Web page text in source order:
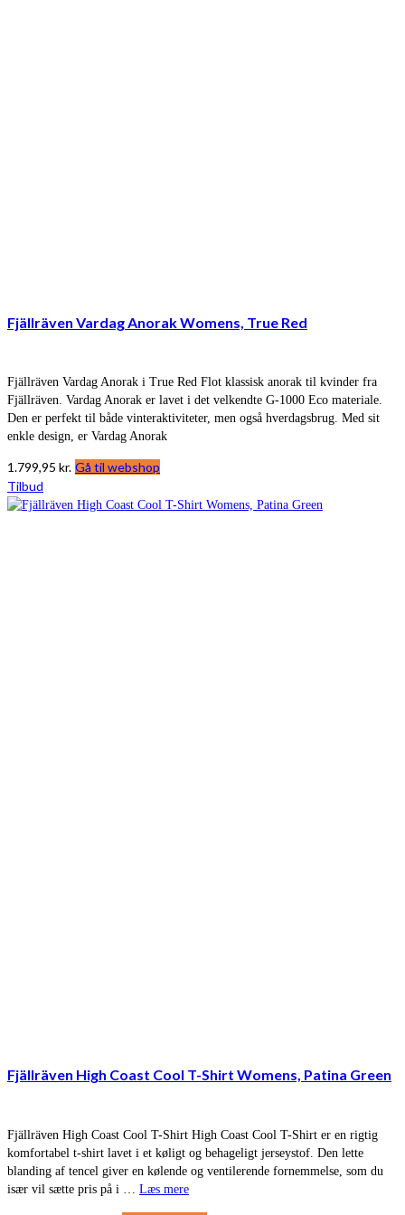
Fjällräven Vardag Anorak Womens, True Red
Fjällräven Vardag Anorak i True Red Flot klassisk anorak til kvinder fra
Fjällräven. Vardag Anorak er lavet i det velkendte G-1000 Eco materiale.
Den er perfekt til både vinteraktiviteter, men også hverdagsbrug. Med sit
enkle design, er Vardag Anorak
1.799,95 kr. Gå til webshop
Tilbud
Fjällräven High Coast Cool T-Shirt Womens, Patina Green
Fjällräven High Coast Cool T-Shirt High Coast Cool T-Shirt er en rigtig
komfortabel t-shirt lavet i et køligt og behageligt jerseystof. Den lette
blanding af tencel giver en kølende og ventilerende fornemmelse, som du
især vil sætte pris på i … Læs mere